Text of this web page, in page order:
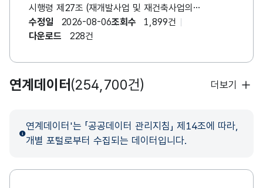
시행령 제27조 (재개발사업 및 재건축사업의
지정개발자)」에 따라 지방자치단체에서 관리하는
재개발재건축정비사업에 대한 정보
수정일 2026-08-06조회수
1,899건
다운로드
228건
연계데이터 (254,700건) 더보기
연계데이터'는 「공공데이터 관리지침」 제14조에 따라,
개별 포털로부터 수집되는 데이터입니다.